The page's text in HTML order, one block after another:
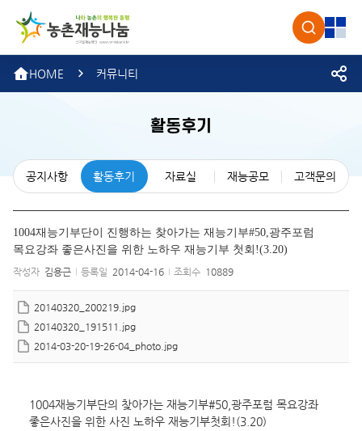
농촌 검색
HOME 커뮤니티
활동후기
공지사항 활동후기 자료실 재능공모 고객문의
1004재능기부단이 진행하는 찾아가는 재능기부#50,광주포럼
목요강좌 좋은사진을 위한 노하우 재능기부 첫회!(3.20)
작성자 김용근 등록일 2014-04-16 조회수 10889
20140320_200219.jpg
20140320_191511.jpg
2014-03-20-19-26-04_photo.jpg
1004재능기부단의 찾아가는 재능기부#50,광주포럼 목요강좌
좋은사진을 위한 사진 노하우 재능기부첫회!(3.20)